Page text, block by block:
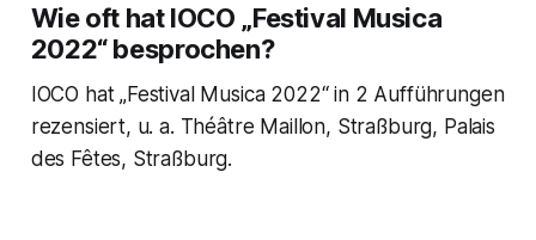
Wie oft hat IOCO „Festival Musica
2022“ besprochen?
IOCO hat „Festival Musica 2022“ in 2 Aufführungen
rezensiert, u. a. Théâtre Maillon, Straßburg, Palais
des Fêtes, Straßburg.